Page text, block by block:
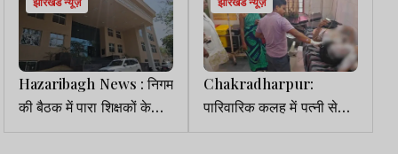
झारखंड न्यूज़
Hazaribagh News : निगम
की बैठक में पारा शिक्षकों के
वेतन में 4% वृद्धि पर सहमति
झारखंड न्यूज़
Chakradharpur:
पारिवारिक कलह में पत्नी से
विवाद के बाद पति ने खुद को